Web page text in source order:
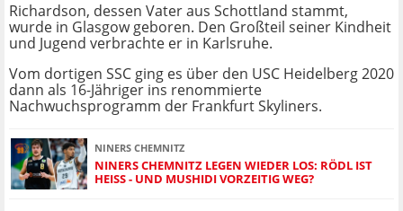
Richardson, dessen Vater aus Schottland stammt,
wurde in Glasgow geboren. Den Großteil seiner Kindheit
und Jugend verbrachte er in Karlsruhe.
Vom dortigen SSC ging es über den USC Heidelberg 2020
dann als 16-Jähriger ins renommierte
Nachwuchsprogramm der Frankfurt Skyliners.
NINERS CHEMNITZ
NINERS CHEMNITZ LEGEN WIEDER LOS: RÖDL IST
HEISS - UND MUSHIDI VORZEITIG WEG?